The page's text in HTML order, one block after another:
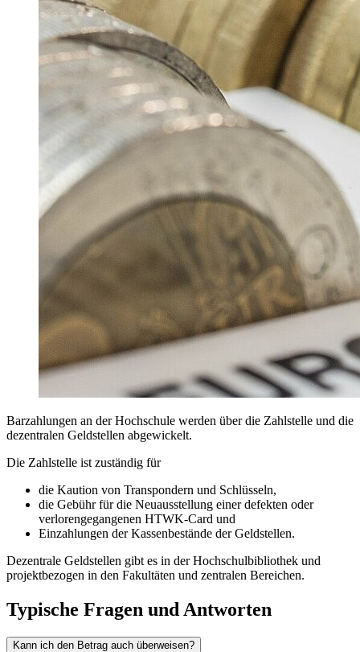
Barzahlungen an der Hochschule werden über die Zahlstelle und die
dezentralen Geldstellen abgewickelt.
Die Zahlstelle ist zuständig für
die Kaution von Transpondern und Schlüsseln,
die Gebühr für die Neuausstellung einer defekten oder
verlorengegangenen HTWK-Card und
Einzahlungen der Kassenbestände der Geldstellen.
Dezentrale Geldstellen gibt es in der Hochschulbibliothek und
projektbezogen in den Fakultäten und zentralen Bereichen.
Typische Fragen und Antworten
Kann ich den Betrag auch überweisen?